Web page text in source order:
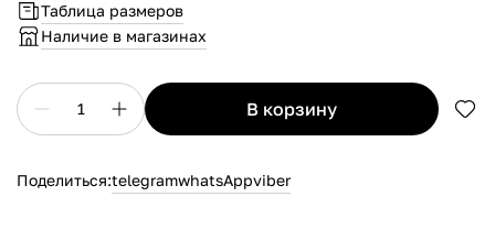
Таблица размеров
Наличие в магазинах
1 в корзину
Поделиться:telegramwhatsAppviber